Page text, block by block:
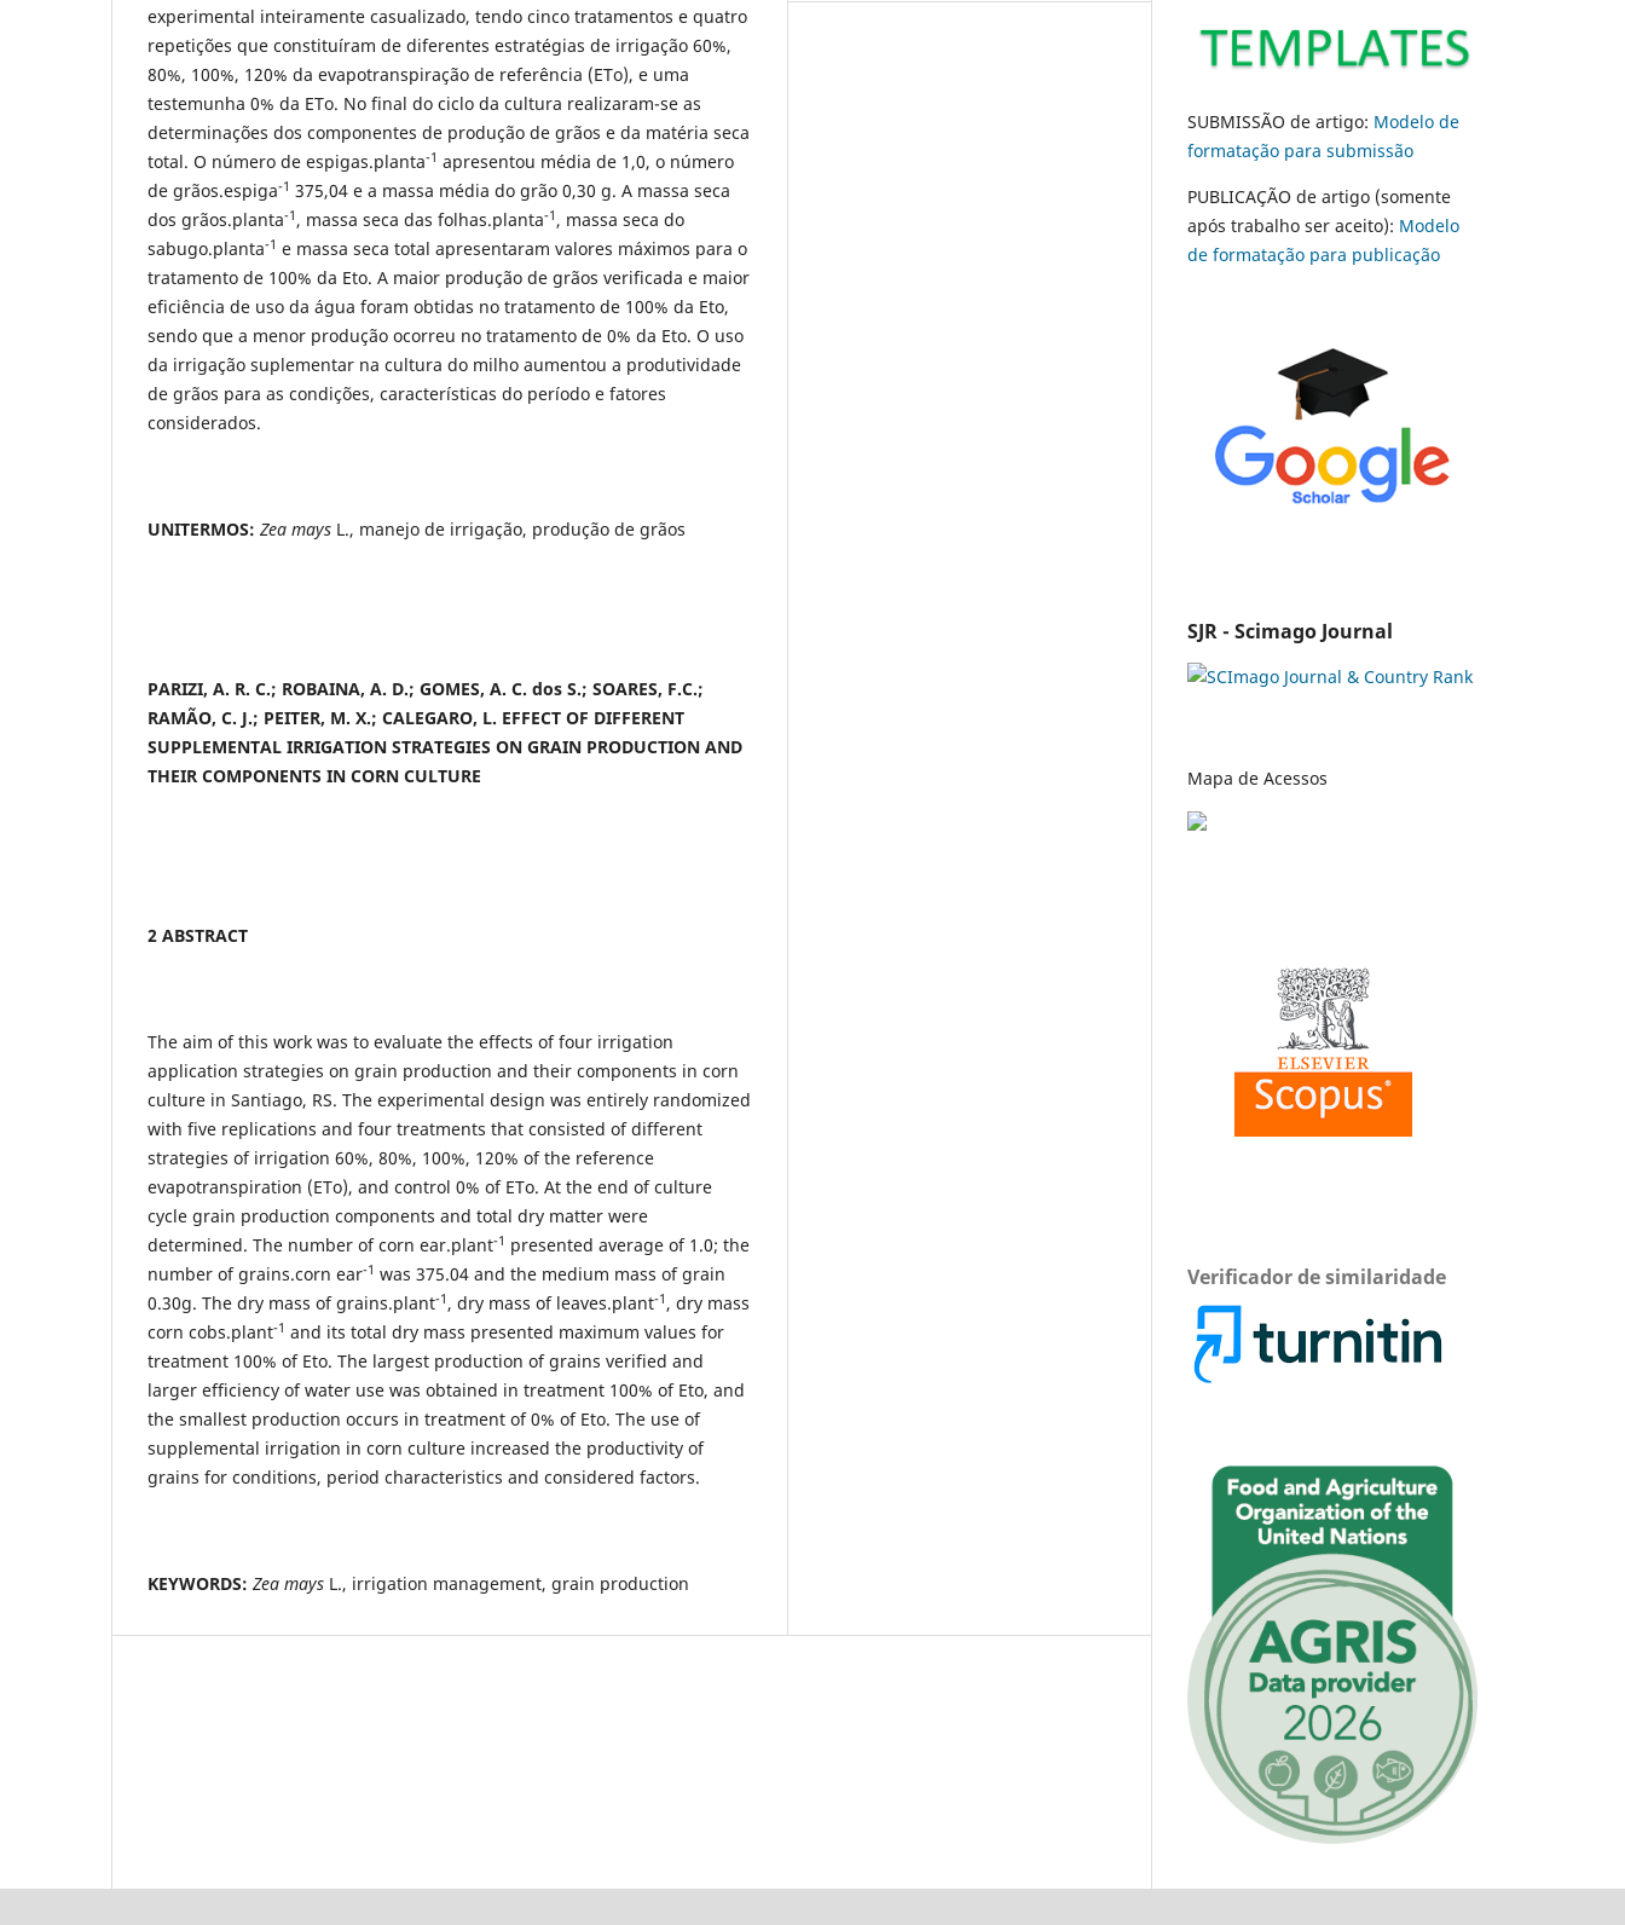
experimental inteiramente casualizado, tendo cinco tratamentos e quatro
repetições que constituíram de diferentes estratégias de irrigação 60%,
80%, 100%, 120% da evapotranspiração de referência (ETo), e uma
testemunha 0% da ETo. No final do ciclo da cultura realizaram-se as
determinações dos componentes de produção de grãos e da matéria seca
total. O número de espigas.planta-1 apresentou média de 1,0, o número
de grãos.espiga-1 375,04 e a massa média do grão 0,30 g. A massa seca
dos grãos.planta-1 , massa seca das folhas.planta-1 , massa seca do
sabugo.planta-1 e massa seca total apresentaram valores máximos para o
tratamento de 100% da Eto. A maior produção de grãos verificada e maior
eficiência de uso da água foram obtidas no tratamento de 100% da Eto,
sendo que a menor produção ocorreu no tratamento de 0% da Eto. O uso
da irrigação suplementar na cultura do milho aumentou a produtividade
de grãos para as condições, características do período e fatores
considerados.
UNITERMOS: Zea mays L., manejo de irrigação, produção de grãos
PARIZI, A. R. C.; ROBAINA, A. D.; GOMES, A. C. dos S.; SOARES, F.C.;
RAMÃO, C. J.; PEITER, M. X.; CALEGARO, L. EFFECT OF DIFFERENT
SUPPLEMENTAL IRRIGATION STRATEGIES ON GRAIN PRODUCTION AND
THEIR COMPONENTS IN CORN CULTURE
2 ABSTRACT
The aim of this work was to evaluate the effects of four irrigation
application strategies on grain production and their components in corn
culture in Santiago, RS. The experimental design was entirely randomized
with five replications and four treatments that consisted of different
strategies of irrigation 60%, 80%, 100%, 120% of the reference
evapotranspiration (ETo), and control 0% of ETo. At the end of culture
cycle grain production components and total dry matter were
determined. The number of corn ear.plant-1 presented average of 1.0; the
number of grains.corn ear-1 was 375.04 and the medium mass of grain
0.30g. The dry mass of grains.plant-1 , dry mass of leaves.plant-1 , dry mass
corn cobs.plant-1 and its total dry mass presented maximum values for
treatment 100% of Eto. The largest production of grains verified and
larger efficiency of water use was obtained in treatment 100% of Eto, and
the smallest production occurs in treatment of 0% of Eto. The use of
supplemental irrigation in corn culture increased the productivity of
grains for conditions, period characteristics and considered factors.
KEYWORDS: Zea mays L., irrigation management, grain production
SUBMISSÃO de artigo: Modelo de
formatação para submissão
PUBLICAÇÃO de artigo (somente
após trabalho ser aceito): Modelo
de formatação para publicação
SJR - Scimago Journal
Mapa de Acessos
Verificador de similaridade